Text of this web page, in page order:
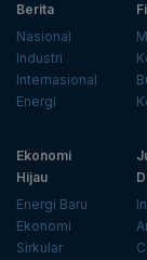
Berita
Nasional
Industri
Internasional
Energi
Ekonomi
Hijau
Energi Baru
Ekonomi
Sirkular